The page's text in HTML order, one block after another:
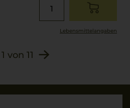
Lebensmittel­angaben
1 von 11